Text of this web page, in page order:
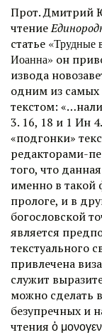
Прот. Дмитрий
чтение
статье «Трудные
Иоанна» он
извода
одним из самых
текстом:
3. 16, 18 и 1 Ин
«подгонки»
редакторами-
того, что
именно в
прологе, и в
богословской
является
текстуального
привлечена
служит
можно сделать
безупречных и
чтения ὁ